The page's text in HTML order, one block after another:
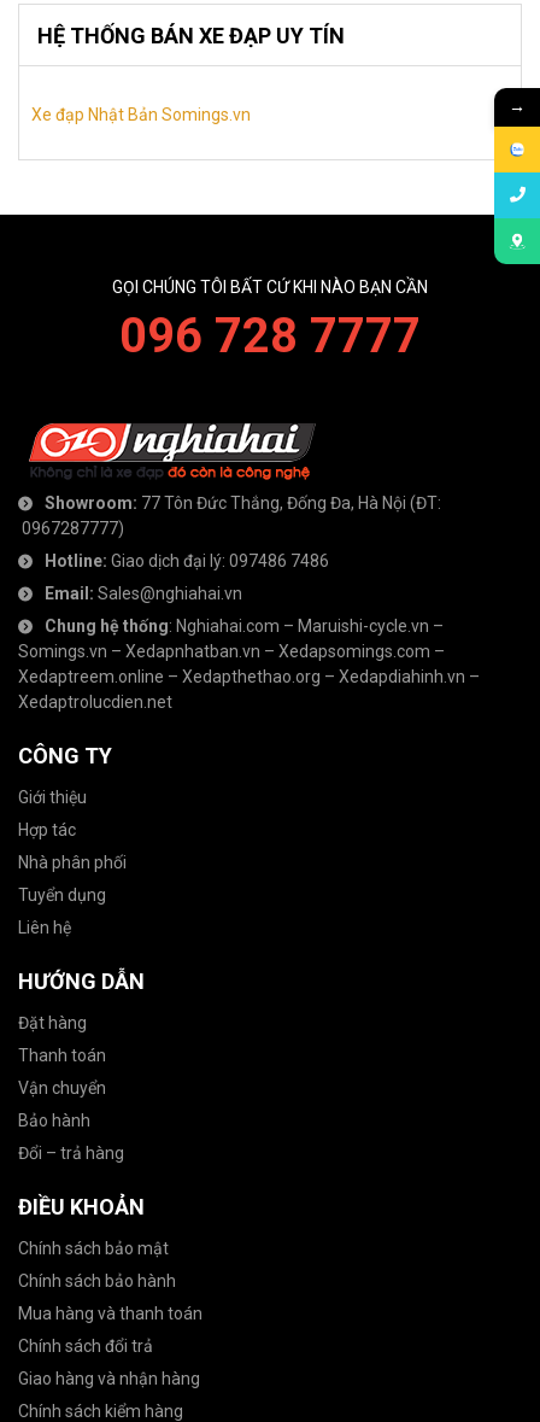
HỆ THỐNG BÁN XE ĐẠP UY TÍN
Xe đạp Nhật Bản Somings.vn
GỌI CHÚNG TÔI BẤT CỨ KHI NÀO BẠN CẦN
096 728 7777
Showroom: 77 Tôn Đức Thắng, Đống Đa, Hà Nội (ĐT:
0967287777)
Hotline: Giao dịch đại lý: 097486 7486
Email: Sales@nghiahai.vn
Chung hệ thống: Nghiahai.com – Maruishi-cycle.vn –
Somings.vn – Xedapnhatban.vn – Xedapsomings.com –
Xedaptreem.online – Xedapthethao.org – Xedapdiahinh.vn –
Xedaptrolucdien.net
CÔNG TY
Giới thiệu
Hợp tác
Nhà phân phối
Tuyển dụng
Liên hệ
HƯỚNG DẪN
Đặt hàng
Thanh toán
Vận chuyển
Bảo hành
Đổi – trả hàng
ĐIỀU KHOẢN
Chính sách bảo mật
Chính sách bảo hành
Mua hàng và thanh toán
Chính sách đổi trả
Giao hàng và nhận hàng
Chính sách kiểm hàng
→